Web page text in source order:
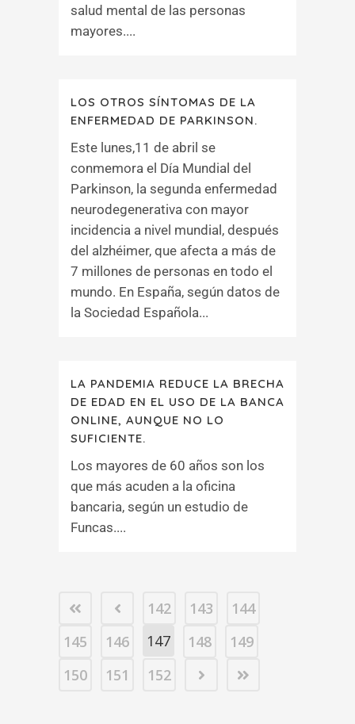
salud mental de las personas
mayores....
LOS OTROS SÍNTOMAS DE LA
ENFERMEDAD DE PARKINSON.
Este lunes,11 de abril se
conmemora el Día Mundial del
Parkinson, la segunda enfermedad
neurodegenerativa con mayor
incidencia a nivel mundial, después
del alzhéimer, que afecta a más de
7 millones de personas en todo el
mundo. En España, según datos de
la Sociedad Española...
LA PANDEMIA REDUCE LA BRECHA
DE EDAD EN EL USO DE LA BANCA
ONLINE, AUNQUE NO LO
SUFICIENTE.
Los mayores de 60 años son los
que más acuden a la oficina
bancaria, según un estudio de
Funcas....
142 143
144
145
146 147 148
149
150
151 152